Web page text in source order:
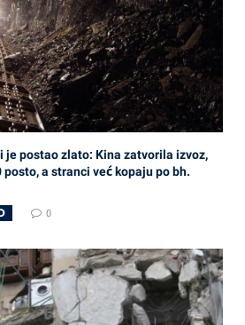
je postao zlato: Kina zatvorila izvoz,
a stranci već kopaju po bh.
0